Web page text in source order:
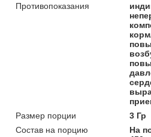
Противопоказания
Размер порции
3 Гр
Состав на порцию
На